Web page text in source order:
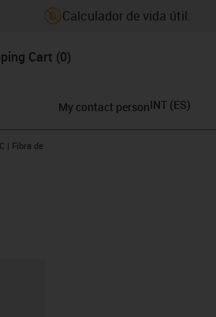
Calculador de vida útil.
Cart (0)
My contact personINT (ES)
| Fibra de